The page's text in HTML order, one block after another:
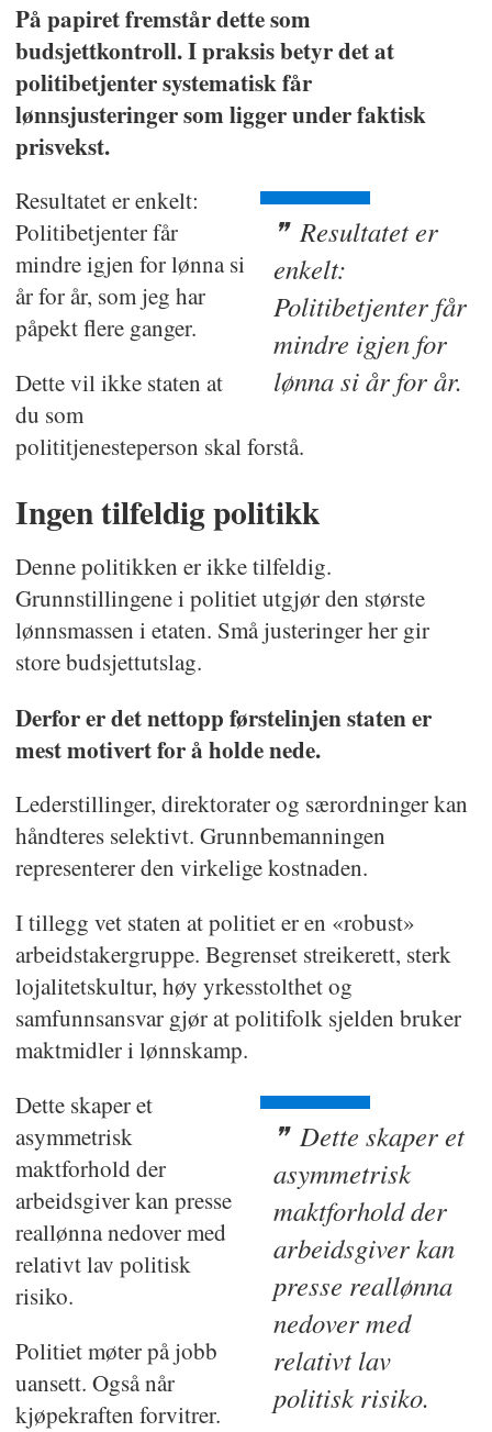
På papiret fremstår dette som
budsjettkontroll. I praksis betyr det at
politibetjenter systematisk får
lønnsjusteringer som ligger under faktisk
prisvekst.
Resultatet er
enkelt:
Politibetjenter får
mindre igjen for
lønna si år for år.
Resultatet er enkelt:
Politibetjenter får
mindre igjen for lønna si
år for år, som jeg har
påpekt flere ganger.
Dette vil ikke staten at
du som
polititjenesteperson skal forstå.
Ingen tilfeldig politikk
Denne politikken er ikke tilfeldig.
Grunnstillingene i politiet utgjør den største
lønnsmassen i etaten. Små justeringer her gir
store budsjettutslag.
Derfor er det nettopp førstelinjen staten er
mest motivert for å holde nede.
Lederstillinger, direktorater og særordninger kan
håndteres selektivt. Grunnbemanningen
representerer den virkelige kostnaden.
I tillegg vet staten at politiet er en «robust»
arbeidstakergruppe. Begrenset streikerett, sterk
lojalitetskultur, høy yrkesstolthet og
samfunnsansvar gjør at politifolk sjelden bruker
maktmidler i lønnskamp.
Dette skaper et
asymmetrisk
maktforhold der
arbeidsgiver kan
presse reallønna
nedover med
relativt lav
politisk risiko.
Dette skaper et
asymmetrisk
maktforhold der
arbeidsgiver kan presse
reallønna nedover med
relativt lav politisk
risiko.
Politiet møter på jobb
uansett. Også når
kjøpekraften forvitrer.